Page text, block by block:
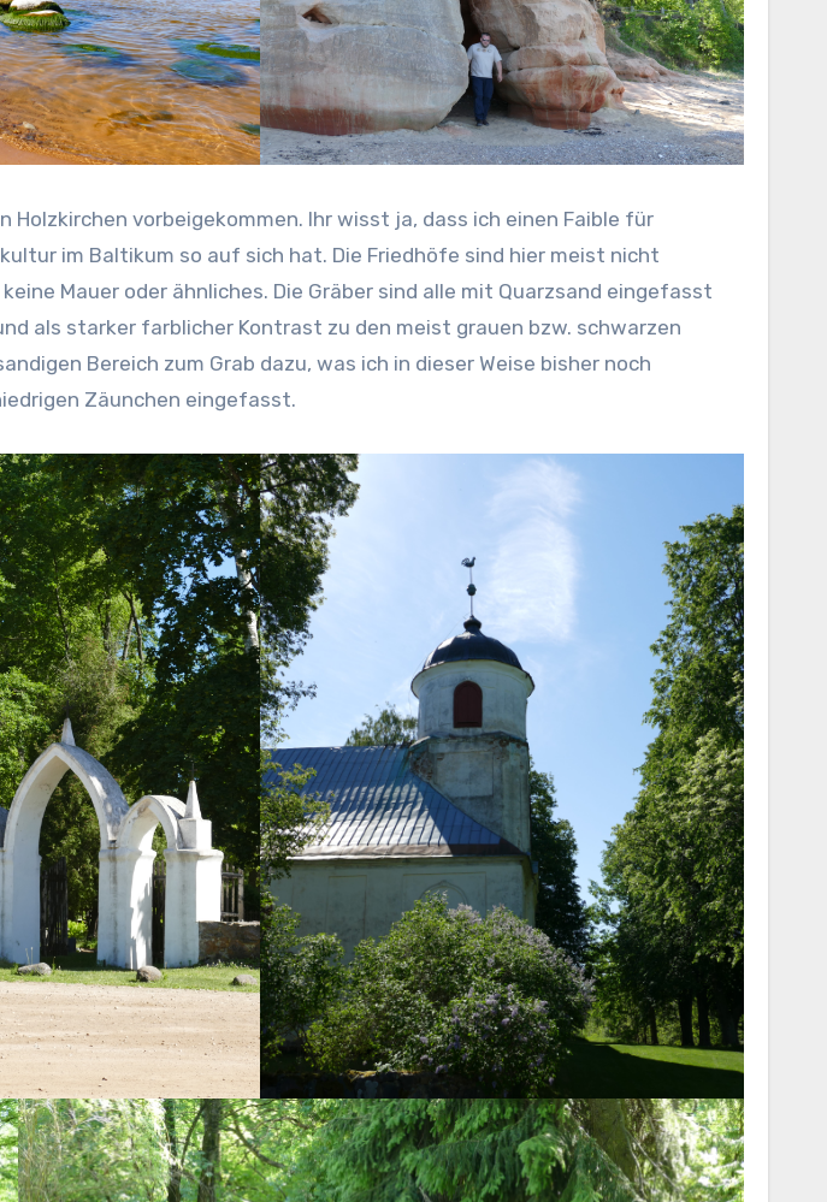
Holzkirchen vorbeigekommen. Ihr wisst ja, dass ich einen Faible für
im Baltikum so auf sich hat. Die Friedhöfe sind hier meist nicht
Mauer oder ähnliches. Die Gräber sind alle mit Quarzsand eingefasst
als starker farblicher Kontrast zu den meist grauen bzw. schwarzen
Bereich zum Grab dazu, was ich in dieser Weise bisher noch
Zäunchen eingefasst.